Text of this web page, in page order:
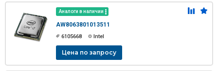
Аналоги в наличии
AW8063801013511
6105668 Intel
Цена по запросу